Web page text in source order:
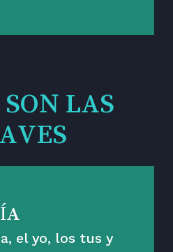
LAS
el yo, los tus y